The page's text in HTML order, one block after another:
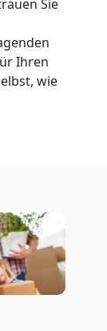
Sie
Ihren
wie